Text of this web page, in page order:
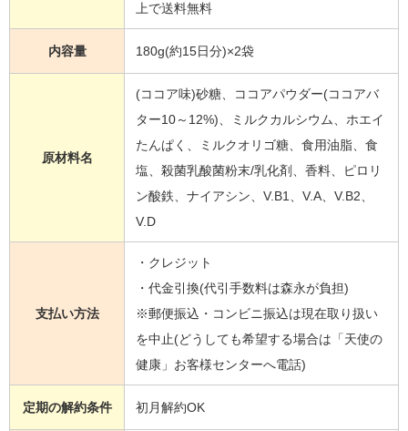
上で送料無料
内容量 180g(約15日分)×2袋
原材料名
(ココア味)砂糖、ココアパウダー(ココアバ
ター10～12%)、ミルクカルシウム、ホエイ
たんぱく、ミルクオリゴ糖、食用油脂、食
塩、殺菌乳酸菌粉末/乳化剤、香料、ピロリ
ン酸鉄、ナイアシン、V.B1、V.A、V.B2、
V.D
支払い方法
・クレジット
・代金引換(代引手数料は森永が負担)
※郵便振込・コンビニ振込は現在取り扱い
を中止(どうしても希望する場合は「天使の
健康」お客様センターへ電話)
定期の解約条件 初月解約OK